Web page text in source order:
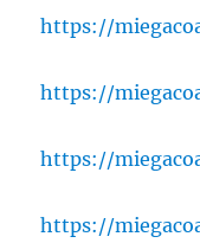
https://
https://
https://
https://